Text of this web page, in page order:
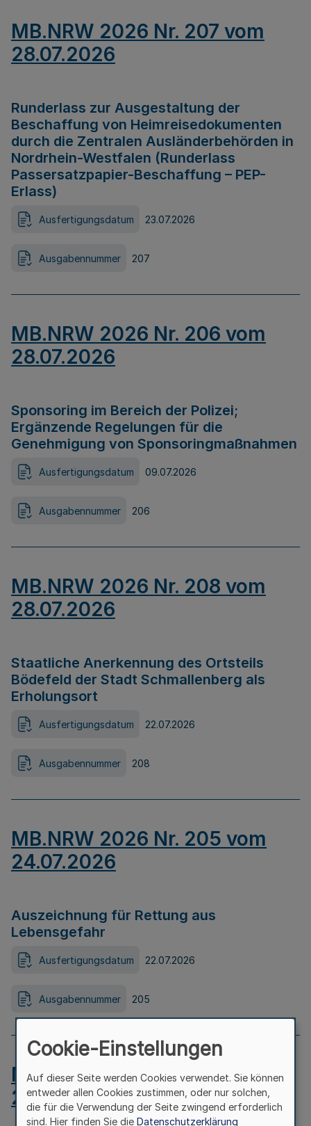
MB.NRW 2026 Nr. 207 vom
28.07.2026
Runderlass zur Ausgestaltung der
Beschaffung von Heimreisedokumenten
durch die Zentralen Ausländerbehörden in
Nordrhein-Westfalen (Runderlass
Passersatzpapier-Beschaffung – PEP-
Erlass)
Ausfertigungsdatum 23.07.2026
Ausgabennummer 207
MB.NRW 2026 Nr. 206 vom
28.07.2026
Sponsoring im Bereich der Polizei;
Ergänzende Regelungen für die
Genehmigung von Sponsoringmaßnahmen
Ausfertigungsdatum 09.07.2026
Ausgabennummer 206
MB.NRW 2026 Nr. 208 vom
28.07.2026
Staatliche Anerkennung des Ortsteils
Bödefeld der Stadt Schmallenberg als
Erholungsort
Ausfertigungsdatum 22.07.2026
Ausgabennummer 208
MB.NRW 2026 Nr. 205 vom
24.07.2026
Auszeichnung für Rettung aus
Lebensgefahr
Ausfertigungsdatum 22.07.2026
Ausgabennummer 205
MB.NRW 2026 Nr. 204 vom
24.07.2026
Cookie-Einstellungen
Auf dieser Seite werden Cookies verwendet. Sie können
entweder allen Cookies zustimmen, oder nur solchen,
die für die Verwendung der Seite zwingend erforderlich
sind. Hier finden Sie die Datenschutzerklärung